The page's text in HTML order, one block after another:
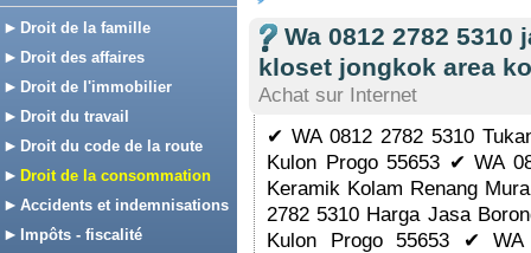
Droit de la famille
Droit des affaires
Droit de l'immobilier
Droit du travail
Droit du code de la route
Droit de la consommation
Accidents et indemnisations
Impôts - fiscalité
Wa 0812 2782
kloset jongkok area
Achat sur Internet
✔ WA 0812 2782 5310
Kulon Progo 55653 ✔ WA
Keramik Kolam Renang
2782 5310 Harga Jasa
Kulon Progo 55653 ✔